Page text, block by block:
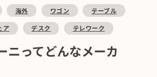
海外 ワゴン テーブル
ア デスク テレワーク
ニってどんなメーカ